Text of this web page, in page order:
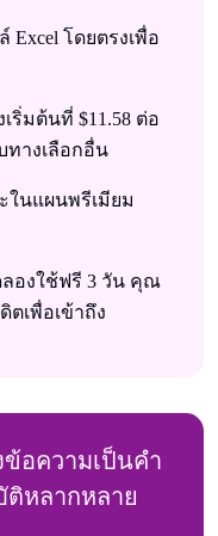
โดยตรงเพื่อ
ริ่มต้นที่ $11.58 ต่อ
ทางเลือกอื่น
ในแผนพรีเมียม
ลองใช้ฟรี 3 วัน คุณ
ตเพื่อเข้าถึง
ข้อความเป็นคํา
หลากหลาย